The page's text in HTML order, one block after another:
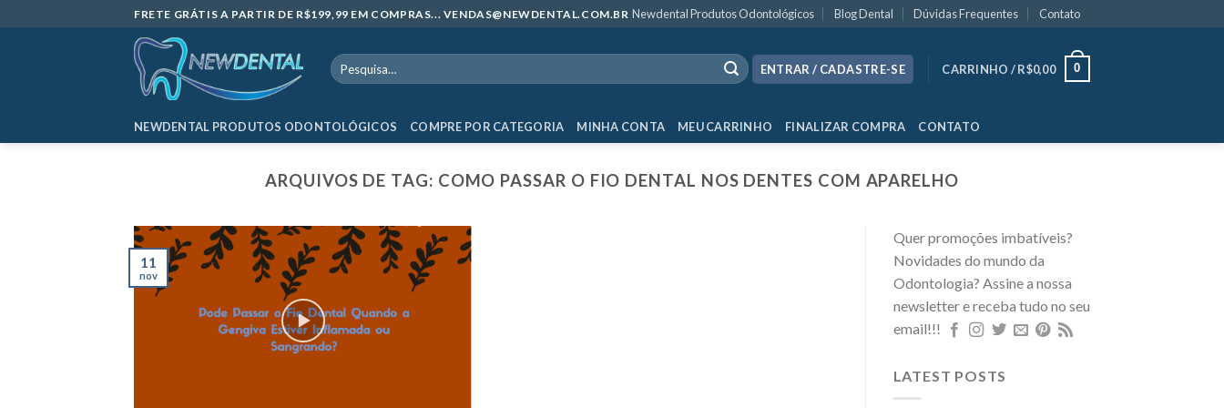
to
FRETE GRÁTIS A PARTIR DE R$199,99 EM COMPRAS... VENDAS@NEWDENTAL.COM.BR Newdental Produtos Odontológicos Blog Dental Dúvidas Frequentes Contato
Pesquisar
por:
ENTRAR / CADASTRE-SE CARRINHO /R$0,00 0
NEWDENTAL PRODUTOS ODONTOLÓGICOS COMPRE POR CATEGORIA MINHA CONTA MEU CARRINHO FINALIZAR COMPRA CONTATO
ARQUIVOS DE TAG: COMO PASSAR O FIO DENTAL NOS DENTES COM APARELHO
11
nov
Quer promoções imbatíveis?
Novidades do mundo da
Odontologia? Assine a nossa
newsletter e receba tudo no seu
email!!!
LATEST POSTS